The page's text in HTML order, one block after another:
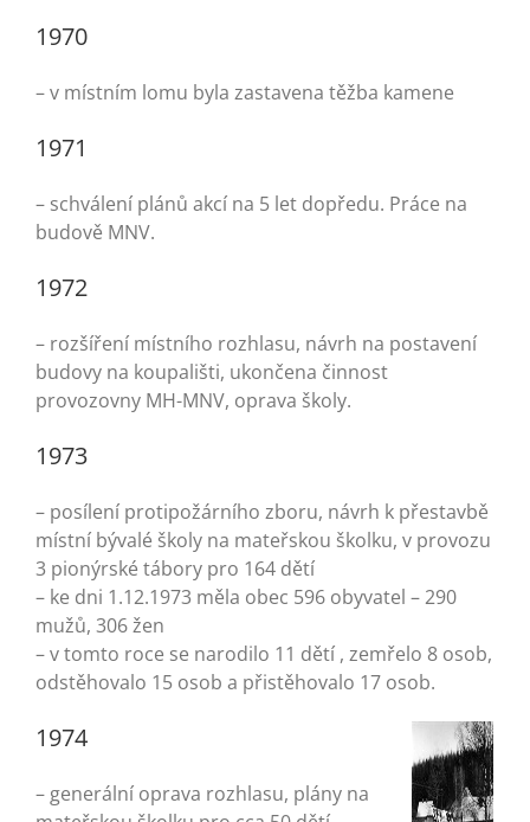
Koupaliště
1970
– v místním lomu byla zastavena těžba kamene
1971
– schválení plánů akcí na 5 let dopředu. Práce na
budově MNV.
1972
– rozšíření místního rozhlasu, návrh na postavení
budovy na koupališti, ukončena činnost
provozovny MH-MNV, oprava školy.
1973
– posílení protipožárního zboru, návrh k přestavbě
místní bývalé školy na mateřskou školku, v provozu
3 pionýrské tábory pro 164 dětí
– ke dni 1.12.1973 měla obec 596 obyvatel – 290
mužů, 306 žen
– v tomto roce se narodilo 11 dětí , zemřelo 8 osob,
odstěhovalo 15 osob a přistěhovalo 17 osob.
1974
– generální oprava rozhlasu, plány na